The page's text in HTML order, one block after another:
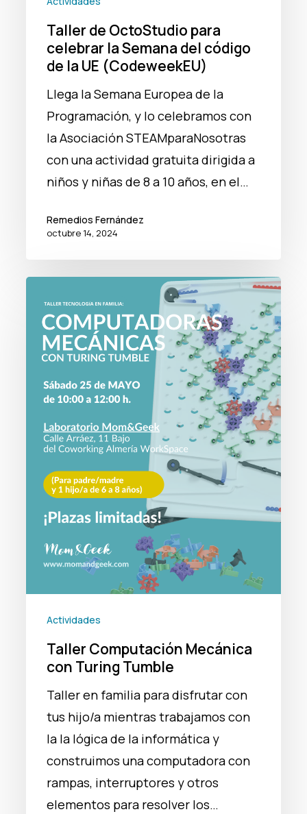
(CodeweekEU)
Taller de OctoStudio para
celebrar la Semana del código
de la UE (CodeweekEU)
Llega la Semana Europea de la
Programación, y lo celebramos con
la Asociación STEAMparaNosotras
con una actividad gratuita dirigida a
niños y niñas de 8 a 10 años, en el…
Remedios Fernández
octubre 14, 2024
Computación
Mecánica
con
Tumble
Actividades
Taller Computación Mecánica
con Turing Tumble
Taller en familia para disfrutar con
tus hijo/a mientras trabajamos con
la la lógica de la informática y
construimos una computadora con
rampas, interruptores y otros
elementos para resolver los…